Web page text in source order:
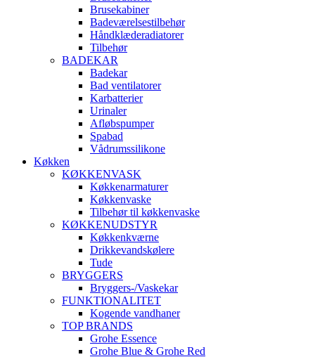
Brusekabiner
Badeværelsestilbehør
Håndklæderadiatorer
Tilbehør
BADEKAR
Badekar
Bad ventilatorer
Karbatterier
Urinaler
Afløbspumper
Spabad
Vådrumssilikone
Køkken
KØKKENVASK
Køkkenarmaturer
Køkkenvaske
Tilbehør til køkkenvaske
KØKKENUDSTYR
Køkkenkværne
Drikkevandskølere
Tude
BRYGGERS
Bryggers-/Vaskekar
FUNKTIONALITET
Kogende vandhaner
TOP BRANDS
Grohe Essence
Grohe Blue & Grohe Red